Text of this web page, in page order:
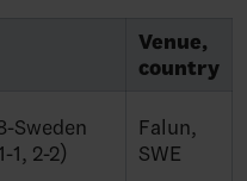
Venue,
country
Sweden
1, 2-2)
Falun,
SWE